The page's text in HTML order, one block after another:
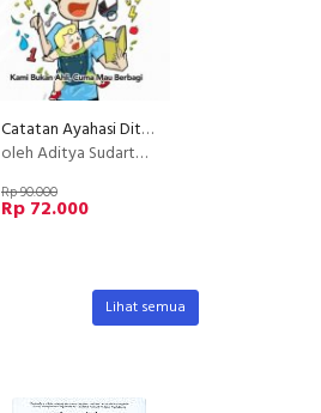
Catatan Ayahasi Ditambah-tambahin (reguler)
oleh Aditya Sudarto, A. Rahmat Hidayat, Dipa Andika Nurprasetyo, Ernest Prakasa, Pandu Gunawan
Rp 90.000
Rp 72.000
Lihat semua